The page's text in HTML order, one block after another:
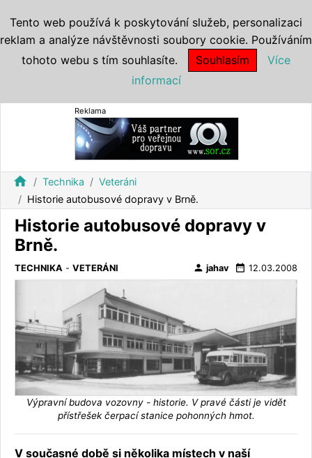
Reklama
home Technika
Veteráni
Historie autobusové dopravy v Brně.
Historie autobusové dopravy v
Brně.
TECHNIKA - VETERÁNI person jahav date_range 12.03.2008
Výpravní budova vozovny - historie. V pravé části je vidět
přístřešek čerpací stanice pohonných hmot.
V současné době si několika místech v naší
Tento web používá k poskytování služeb, personalizaci
reklam a analýze návštěvnosti soubory cookie. Používáním
tohoto webu s tím souhlasíte.
Souhlasím
Více
informací